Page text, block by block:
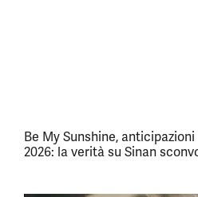
Be My Sunshine,
2026: la verità su Sinan